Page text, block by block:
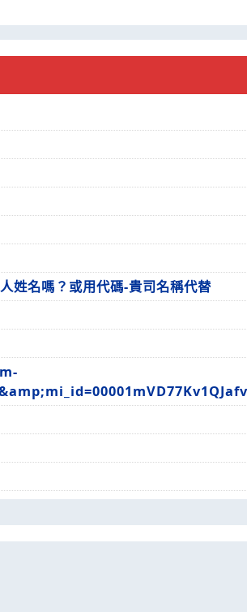
姓名嗎？或用代碼-貴司名稱代替